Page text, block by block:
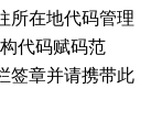
所在地代码管理
代码赋码范
签章并请携带此